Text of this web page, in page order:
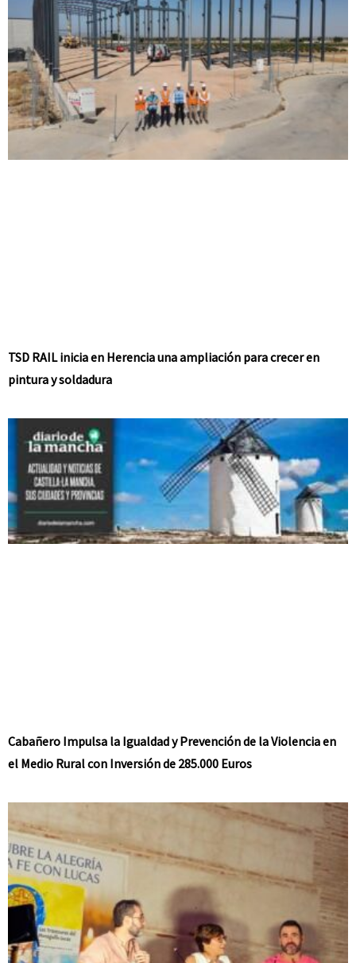
TSD RAIL inicia en Herencia una ampliación para crecer en
pintura y soldadura
Cabañero Impulsa la Igualdad y Prevención de la Violencia en
el Medio Rural con Inversión de 285.000 Euros